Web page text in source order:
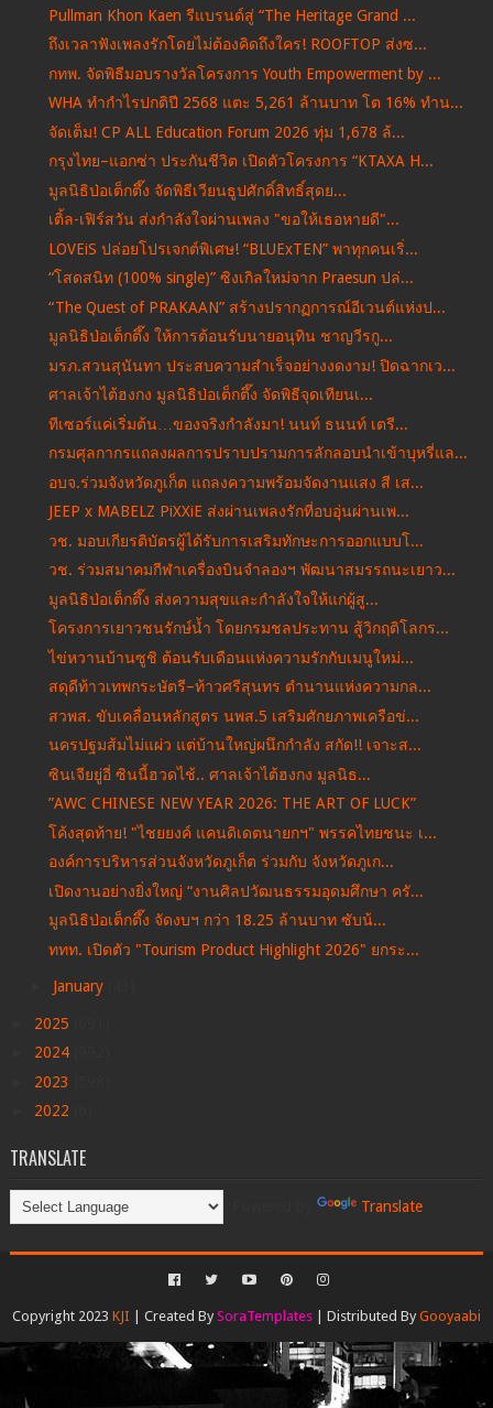
Pullman Khon Kaen รีแบรนด์สู่ “The Heritage Grand ...
ถึงเวลาฟังเพลงรักโดยไม่ต้องคิดถึงใคร! ROOFTOP ส่งซ...
กทพ. จัดพิธีมอบรางวัลโครงการ Youth Empowerment by ...
WHA ทำกำไรปกติปี 2568 แตะ 5,261 ล้านบาท โต 16% ทำน...
จัดเต็ม! CP ALL Education Forum 2026 ทุ่ม 1,678 ล้...
กรุงไทย–แอกซ่า ประกันชีวิต เปิดตัวโครงการ “KTAXA H...
มูลนิธิป่อเต็กตึ๊ง จัดพิธีเวียนธูปศักดิ์สิทธิ์สุดย...
เติ้ล-เฟิร์สวัน ส่งกำลังใจผ่านเพลง "ขอให้เธอหายดี"...
LOVEiS ปล่อยโปรเจกต์พิเศษ! “BLUExTEN” พาทุกคนเริ่...
“โสดสนิท (100% single)” ซิงเกิลใหม่จาก Praesun ปล่...
“The Quest of PRAKAAN” สร้างปรากฏการณ์อีเวนต์แห่งป...
มูลนิธิป่อเต็กตึ๊ง ให้การต้อนรับนายอนุทิน ชาญวีรกู...
มรภ.สวนสุนันทา ประสบความสำเร็จอย่างงดงาม! ปิดฉากเว...
ศาลเจ้าไต้ฮงกง มูลนิธิป่อเต็กตึ๊ง จัดพิธีจุดเทียนเ...
ทีเซอร์แค่เริ่มต้น…ของจริงกำลังมา! นนท์ ธนนท์ เตรี...
กรมศุลกากรแถลงผลการปราบปรามการลักลอบนำเข้าบุหรี่แล...
อบจ.ร่วมจังหวัดภูเก็ต แถลงความพร้อมจัดงานแสง สี เส...
JEEP x MABELZ PiXXiE ส่งผ่านเพลงรักที่อบอุ่นผ่านเพ...
วช. มอบเกียรติบัตรผู้ได้รับการเสริมทักษะการออกแบบโ...
วช. ร่วมสมาคมกีฬาเครื่องบินจำลองฯ พัฒนาสมรรถนะเยาว...
มูลนิธิป่อเต็กตึ๊ง ส่งความสุขและกำลังใจให้แก่ผู้สู...
โครงการเยาวชนรักษ์น้ำ โดยกรมชลประทาน สู้วิกฤติโลกร...
ไข่หวานบ้านซูชิ ต้อนรับเดือนแห่งความรักกับเมนูใหม่...
สดุดีท้าวเทพกระษัตรี–ท้าวศรีสุนทร ตำนานแห่งความกล...
สวพส. ขับเคลื่อนหลักสูตร นพส.5 เสริมศักยภาพเครือข่...
นครปฐมส้มไม่แผ่ว แต่บ้านใหญ่ผนึกกำลัง สกัด!! เจาะส...
ซินเจียยู่อี่ ซินนี้ฮวดไช้.. ศาลเจ้าไต้ฮงกง มูลนิธ...
”AWC CHINESE NEW YEAR 2026: THE ART OF LUCK”
โค้งสุดท้าย! "ไชยยงค์ แคนดิเดตนายกฯ" พรรคไทยชนะ เ...
องค์การบริหารส่วนจังหวัดภูเก็ต ร่วมกับ จังหวัดภูเก...
เปิดงานอย่างยิ่งใหญ่ “งานศิลปวัฒนธรรมอุดมศึกษา ครั...
มูลนิธิป่อเต็กตึ๊ง จัดงบฯ กว่า 18.25 ล้านบาท ซับน้...
ททท. เปิดตัว "Tourism Product Highlight 2026" ยกระ...
January
2025
2024
2023
2022
TRANSLATE
Translate
Copyright 2023 KJI | Created By SoraTemplates| Distributed By Gooyaabi
Templates